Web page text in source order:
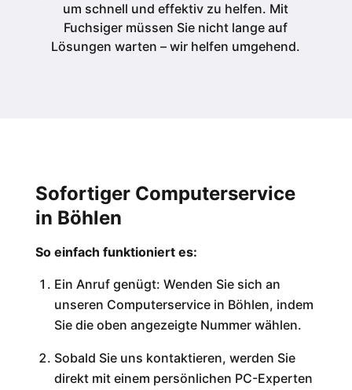
um schnell und effektiv zu helfen. Mit
Fuchsiger müssen Sie nicht lange auf
Lösungen warten – wir helfen umgehend.
Sofortiger Computerservice
in Böhlen
So einfach funktioniert es:
Ein Anruf genügt: Wenden Sie sich an
unseren Computerservice in Böhlen, indem
Sie die oben angezeigte Nummer wählen.
Sobald Sie uns kontaktieren, werden Sie
direkt mit einem persönlichen PC-Experten